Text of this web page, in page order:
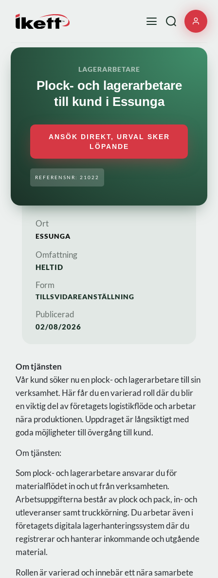
LAGERARBETARE
Plock- och lagerarbetare
till kund i Essunga
ANSÖK DIREKT, URVAL SKER
LÖPANDE
REFERENSNR: 21022
Ort
ESSUNGA
Omfattning
HELTID
Form
TILLSVIDAREANSTÄLLNING
Publicerad
02/08/2026
Om tjänsten
Vår kund söker nu en plock- och lagerarbetare till sin
verksamhet. Här får du en varierad roll där du blir
en viktig del av företagets logistikflöde och arbetar
nära produktionen. Uppdraget är långsiktigt med
goda möjligheter till övergång till kund.
Om tjänsten:
Som plock- och lagerarbetare ansvarar du för
materialflödet in och ut från verksamheten.
Arbetsuppgifterna består av plock och pack, in- och
utleveranser samt truckkörning. Du arbetar även i
företagets digitala lagerhanteringssystem där du
registrerar och hanterar inkommande och utgående
material.
Rollen är varierad och innebär ett nära samarbete